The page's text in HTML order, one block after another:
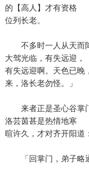
的【高人】才有资格
位列长老。
不多时一人从天而降
大驾光临，有失远迎，
有失远迎啊。天色已晚
来，洛长老勿怪。」
来者正是圣心谷掌门
洛芸茵甚是热情地寒
暄许久，才对齐开阳道
「回掌门，弟子略通